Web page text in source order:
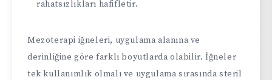
rahatsızlıkları hafifletir.
Mezoterapi iğneleri, uygulama alanına ve
derinliğine göre farklı boyutlarda olabilir. İğneler
tek kullanımlık olmalı ve uygulama sırasında steril